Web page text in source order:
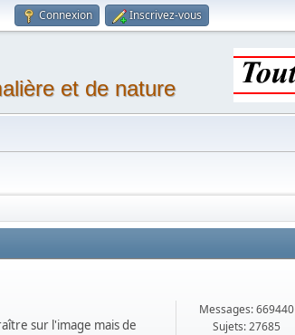
Connexion Inscrivez-vous
et de nature
sur l'image mais de
Messages: 669440
Sujets: 27685